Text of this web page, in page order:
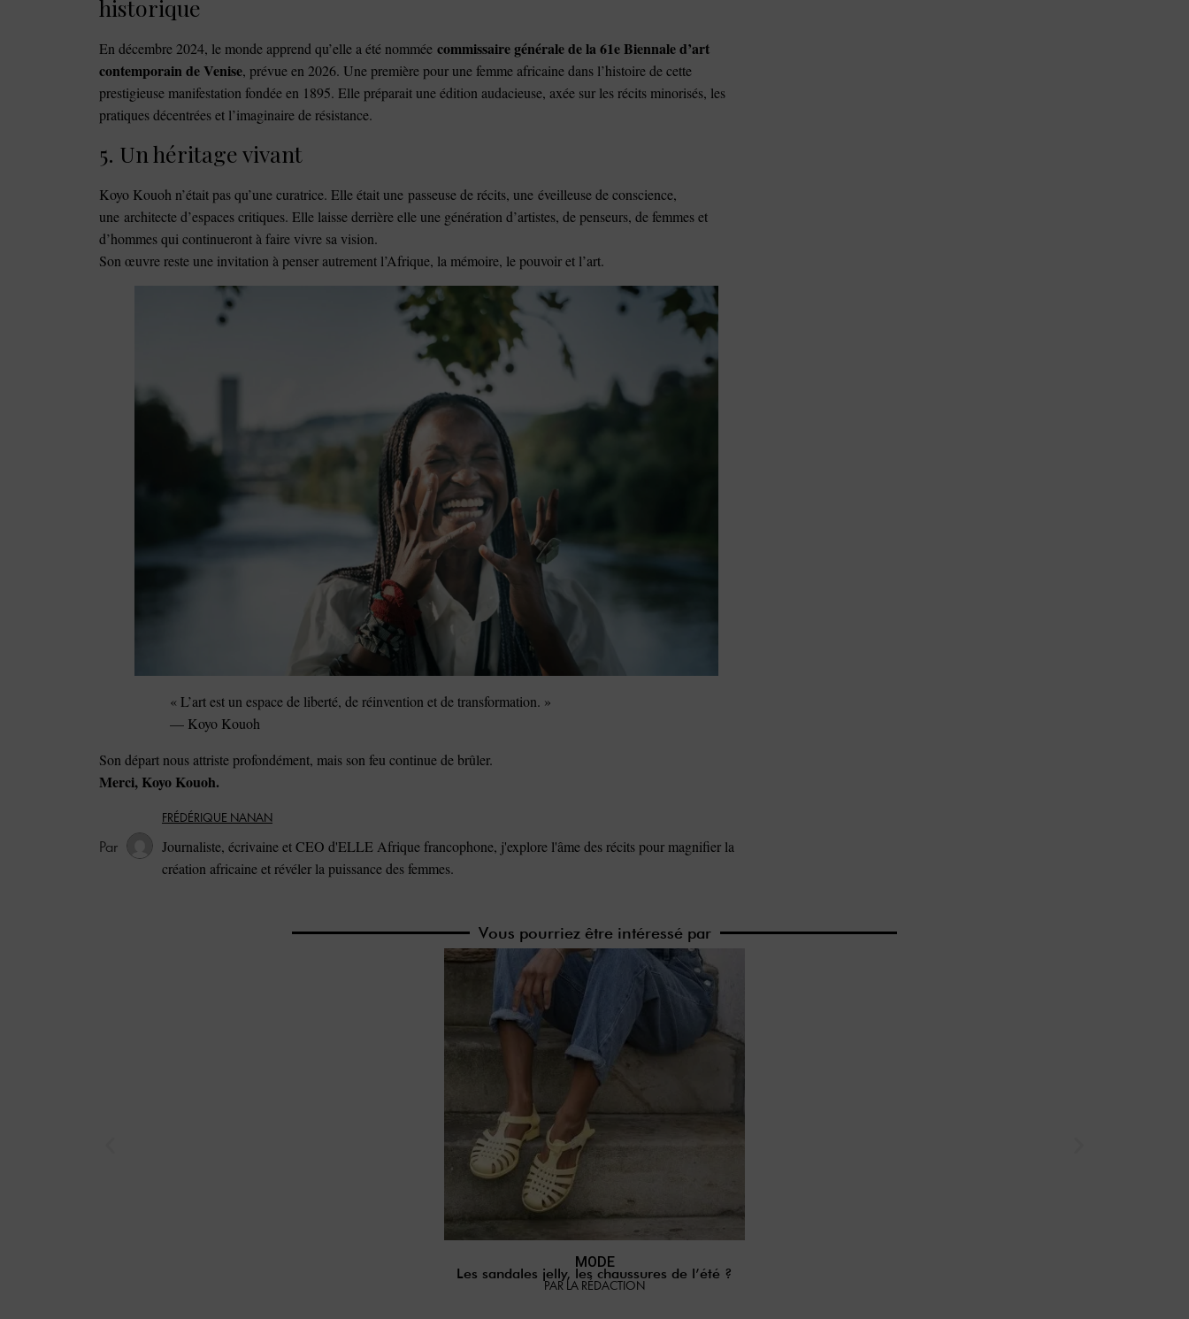
historique
En décembre 2024, le monde apprend qu’elle a été nommée commissaire générale de la 61e Biennale d’art
contemporain de Venise, prévue en 2026. Une première pour une femme africaine dans l’histoire de cette
prestigieuse manifestation fondée en 1895. Elle préparait une édition audacieuse, axée sur les récits minorisés, les
pratiques décentrées et l’imaginaire de résistance.
5. Un héritage vivant
Koyo Kouoh n’était pas qu’une curatrice. Elle était une passeuse de récits, une éveilleuse de conscience,
une architecte d’espaces critiques. Elle laisse derrière elle une génération d’artistes, de penseurs, de femmes et
d’hommes qui continueront à faire vivre sa vision.
Son œuvre reste une invitation à penser autrement l’Afrique, la mémoire, le pouvoir et l’art.
« L’art est un espace de liberté, de réinvention et de transformation. »
— Koyo Kouoh
Son départ nous attriste profondément, mais son feu continue de brûler.
Merci, Koyo Kouoh.
FRÉDÉRIQUE NANAN
Journaliste, écrivaine et CEO d'ELLE Afrique francophone, j'explore l'âme des récits pour magnifier la
création africaine et révéler la puissance des femmes.
Vous pourriez être intéressé par
MODE
Les sandales jelly, les chaussures de l’été ?
PAR LA RÉDACTION